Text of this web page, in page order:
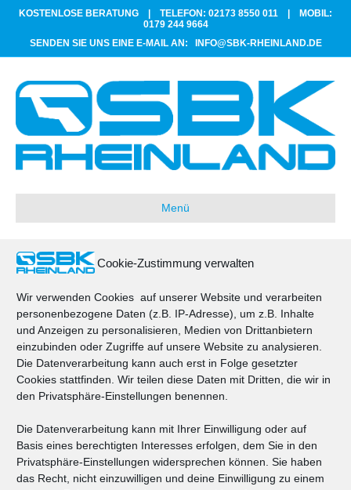
Cookie-Zustimmung verwalten
Wir verwenden Cookies auf unserer Website und verarbeiten
personenbezogene Daten (z.B. IP-Adresse), um z.B. Inhalte
und Anzeigen zu personalisieren, Medien von Drittanbietern
einzubinden oder Zugriffe auf unsere Website zu analysieren.
Die Datenverarbeitung kann auch erst in Folge gesetzter
Cookies stattfinden. Wir teilen diese Daten mit Dritten, die wir in
den Privatsphäre-Einstellungen benennen.
Die Datenverarbeitung kann mit Ihrer Einwilligung oder auf
Basis eines berechtigten Interesses erfolgen, dem Sie in den
Privatsphäre-Einstellungen widersprechen können. Sie haben
das Recht, nicht einzuwilligen und deine Einwilligung zu einem
KOSTENLOSE BERATUNG | TELEFON: 02173 8550 011
MOBIL:
0179 244 9664
SENDEN SIE UNS EINE E-MAIL AN:
INFO@SBK-RHEINLAND.DE
Menü
Hausbockbekämpfung
© 2025 SBK Rheinland
AGB|Cookie-Richtlinie|Datenschutz |Impressum